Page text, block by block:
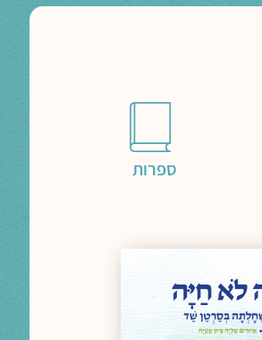
ספרות